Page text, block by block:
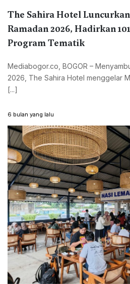
The Sahira Hotel
Ramadan 2026, Hadirkan
Program Tematik
Mediabogor.co, BOGOR –
2026, The Sahira Hotel menggelar
[...]
6 bulan yang lalu